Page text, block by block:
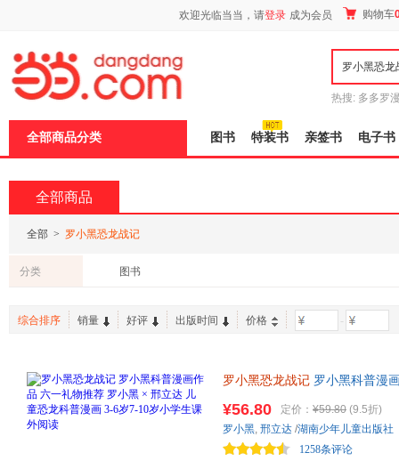
欢迎光临当当，请登录 成为会员 购物车
热搜: 多多罗
全部商品分类 图书 特装书 亲签书 电子书
全部商品
全部 > 罗小黑恐龙战记
分类 图书
综合排序 销量 好评 出版时间 价格 -
罗小黑恐龙战记 罗小黑科普漫
品。与知名恐龙专家邢立达强
硬核知识点。搭配化石实景指
启史前冒险之旅吧。
¥56.80 定价： ¥59.80 (9.5折)
1258条评论
罗小黑, 邢立达 /湖南少年儿童出版社
页
加